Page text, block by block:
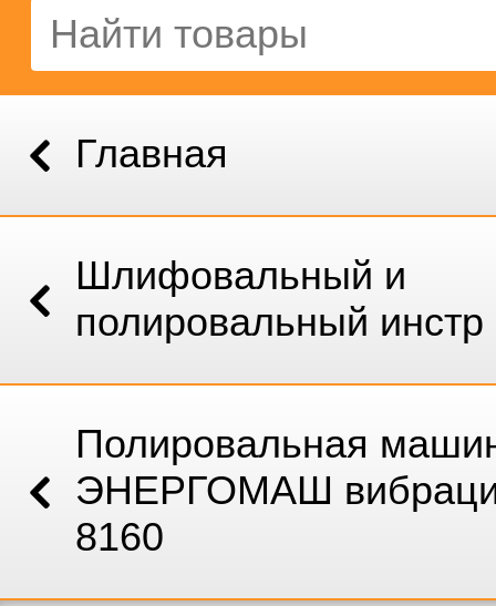
Главная
Шлифовальный и
полировальный инстр
Полировальная
ЭНЕРГОМАШ вибрационная
8160